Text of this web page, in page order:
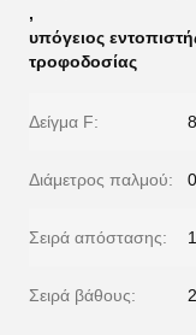
,
υπόγειος
τροφοδοσίας
Δείγμα F:
Διάμετρος παλμού:
Σειρά απόστασης:
Σειρά βάθους: